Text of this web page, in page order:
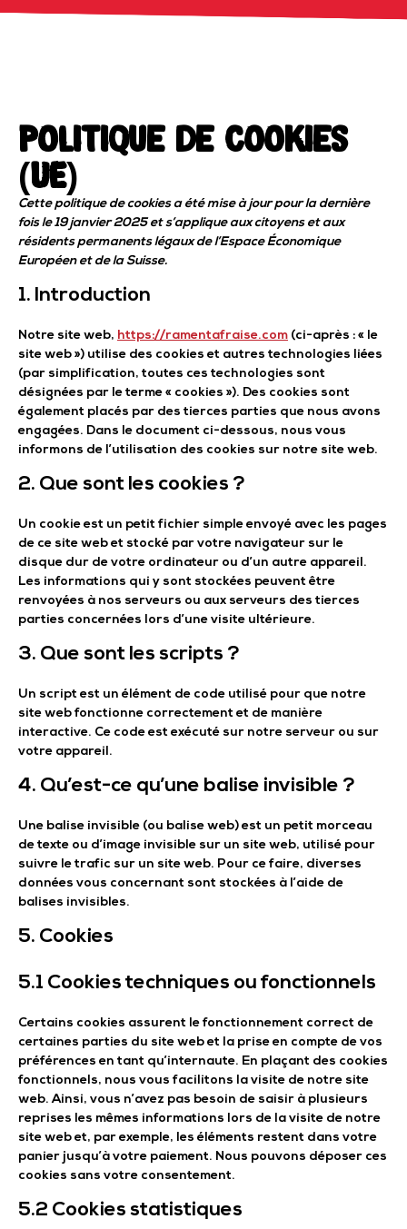
Politique de cookies
(UE)
Cette politique de cookies a été mise à jour pour la dernière
fois le 19 janvier 2025 et s’applique aux citoyens et aux
résidents permanents légaux de l’Espace Économique
Européen et de la Suisse.
1. Introduction
Notre site web, https://ramentafraise.com (ci-après : « le
site web ») utilise des cookies et autres technologies liées
(par simplification, toutes ces technologies sont
désignées par le terme « cookies »). Des cookies sont
également placés par des tierces parties que nous avons
engagées. Dans le document ci-dessous, nous vous
informons de l’utilisation des cookies sur notre site web.
2. Que sont les cookies ?
Un cookie est un petit fichier simple envoyé avec les pages
de ce site web et stocké par votre navigateur sur le
disque dur de votre ordinateur ou d’un autre appareil.
Les informations qui y sont stockées peuvent être
renvoyées à nos serveurs ou aux serveurs des tierces
parties concernées lors d’une visite ultérieure.
3. Que sont les scripts ?
Un script est un élément de code utilisé pour que notre
site web fonctionne correctement et de manière
interactive. Ce code est exécuté sur notre serveur ou sur
votre appareil.
4. Qu’est-ce qu’une balise invisible ?
Une balise invisible (ou balise web) est un petit morceau
de texte ou d’image invisible sur un site web, utilisé pour
suivre le trafic sur un site web. Pour ce faire, diverses
données vous concernant sont stockées à l’aide de
balises invisibles.
5. Cookies
5.1 Cookies techniques ou fonctionnels
Certains cookies assurent le fonctionnement correct de
certaines parties du site web et la prise en compte de vos
préférences en tant qu’internaute. En plaçant des cookies
fonctionnels, nous vous facilitons la visite de notre site
web. Ainsi, vous n’avez pas besoin de saisir à plusieurs
reprises les mêmes informations lors de la visite de notre
site web et, par exemple, les éléments restent dans votre
panier jusqu’à votre paiement. Nous pouvons déposer ces
cookies sans votre consentement.
5.2 Cookies statistiques